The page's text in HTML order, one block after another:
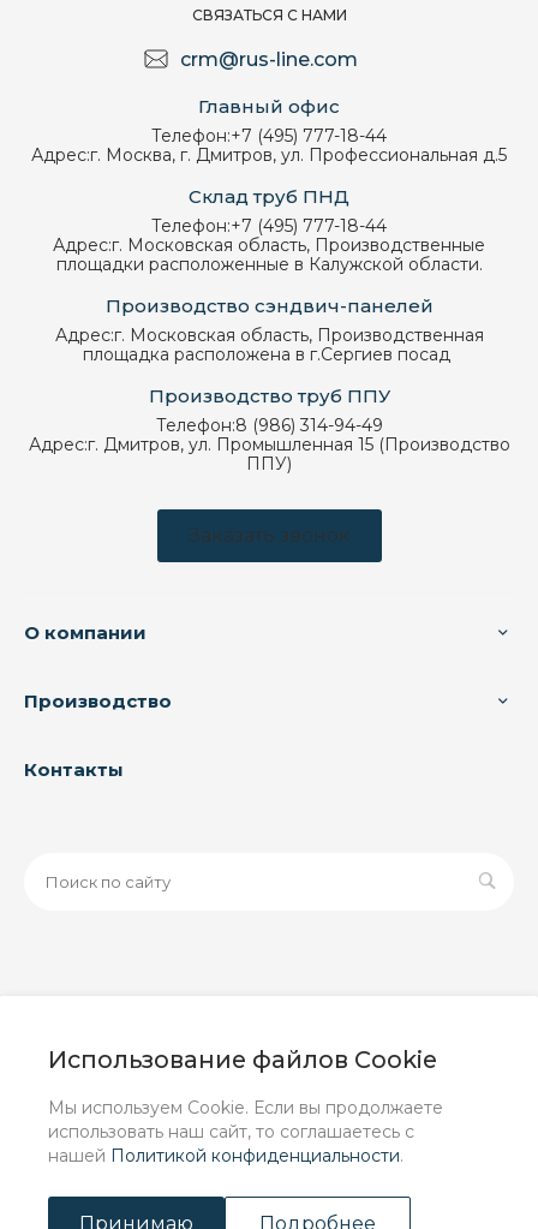
Использование файлов Cookie
Мы используем Cookie. Если вы продолжаете
использовать наш сайт, то соглашаетесь с
нашей Политикой конфиденциальности.
Принимаю Подробнее
СВЯЗАТЬСЯ С НАМИ
crm@rus-line.com
Главный офис
Телефон:+7 (495) 777-18-44
Адрес:г. Москва, г. Дмитров, ул. Профессиональная д.5
Склад труб ПНД
Телефон:+7 (495) 777-18-44
Адрес:г. Московская область, Производственные
площадки расположенные в Калужской области.
Производство сэндвич-панелей
Адрес:г. Московская область, Производственная
площадка расположена в г.Сергиев посад
Производство труб ППУ
Телефон:8 (986) 314-94-49
Адрес:г. Дмитров, ул. Промышленная 15 (Производство
ППУ)
Заказать звонок
О компании
Производство
Контакты
информационный характер и ни при каких условиях не
положениями Статьи 437 (2) ГК РФ.